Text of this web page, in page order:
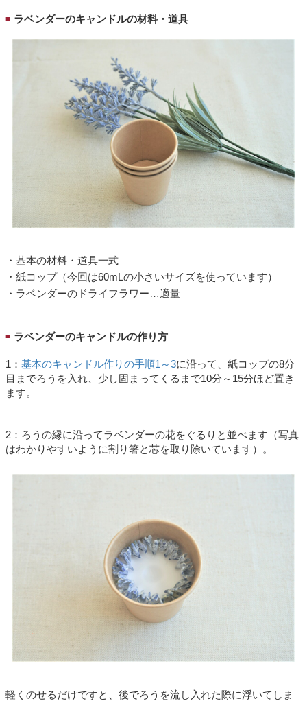
■ ラベンダーのキャンドルの材料・道具
・基本の材料・道具一式
・紙コップ（今回は60mLの小さいサイズを使っています）
・ラベンダーのドライフラワー…適量
■ ラベンダーのキャンドルの作り方
1： 基本のキャンドル作りの手順1～3に沿って、紙コップの8分
目までろうを入れ、少し固まってくるまで10分～15分ほど置き
ます。
2：ろうの縁に沿ってラベンダーの花をぐるりと並べます（写真
はわかりやすいように割り箸と芯を取り除いています）。
軽くのせるだけですと、後でろうを流し入れた際に浮いてしま